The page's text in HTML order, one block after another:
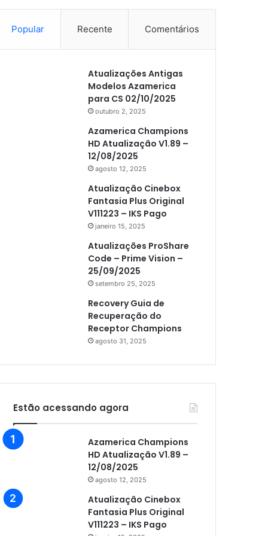
Popular Recente Comentários
Atualizações Antigas
Modelos Azamerica
para CS 02/10/2025
outubro 2, 2025
Azamerica Champions
HD Atualização V1.89 –
12/08/2025
agosto 12, 2025
Atualização Cinebox
Fantasia Plus Original
V111223 – IKS Pago
janeiro 15, 2025
Atualizações ProShare
Code – Prime Vision –
25/09/2025
setembro 25, 2025
Recovery Guia de
Recuperação do
Receptor Champions
agosto 31, 2025
Estão acessando agora
Azamerica Champions
HD Atualização V1.89 –
12/08/2025
agosto 12, 2025
Atualização Cinebox
Fantasia Plus Original
V111223 – IKS Pago